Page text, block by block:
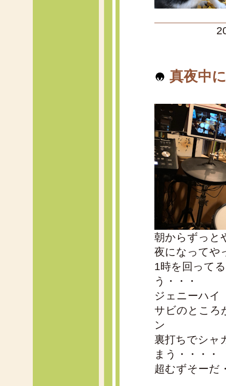
真夜中
朝からずっと
夜になってや
1時を回って
う・・・
ジェニーハイ
サビのところ
ン
裏打ちでシャ
まう・・・・
超むずそーだ